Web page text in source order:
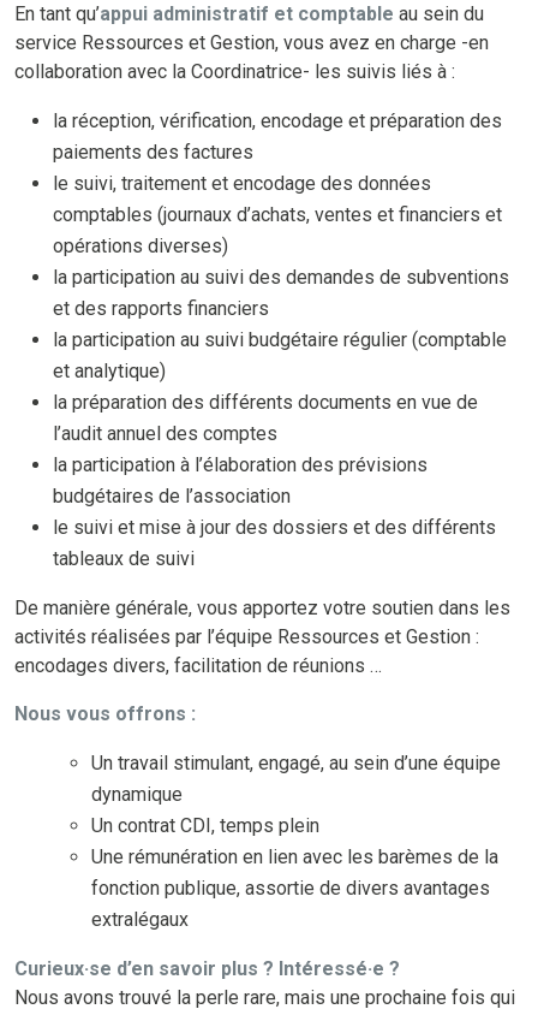
En tant qu’appui administratif et comptable au sein du
service Ressources et Gestion, vous avez en charge -en
collaboration avec la Coordinatrice- les suivis liés à :
la réception, vérification, encodage et préparation des
paiements des factures
le suivi, traitement et encodage des données
comptables (journaux d’achats, ventes et financiers et
opérations diverses)
la participation au suivi des demandes de subventions
et des rapports financiers
la participation au suivi budgétaire régulier (comptable
et analytique)
la préparation des différents documents en vue de
l’audit annuel des comptes
la participation à l’élaboration des prévisions
budgétaires de l’association
le suivi et mise à jour des dossiers et des différents
tableaux de suivi
De manière générale, vous apportez votre soutien dans les
activités réalisées par l’équipe Ressources et Gestion :
encodages divers, facilitation de réunions …
Nous vous offrons :
Un travail stimulant, engagé, au sein d’une équipe
dynamique
Un contrat CDI, temps plein
Une rémunération en lien avec les barèmes de la
fonction publique, assortie de divers avantages
extralégaux
Curieux·se d’en savoir plus ? Intéressé·e ?
Nous avons trouvé la perle rare, mais une prochaine fois qui